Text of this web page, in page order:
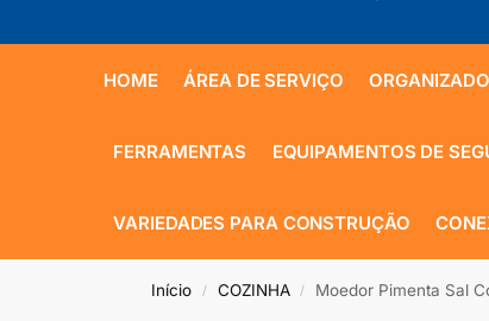
HOME ÁREA DE SERVIÇO
FERRAMENTAS EQUIPAMENTOS DE
VARIEDADES PARA CONSTRUÇÃO
Início / COZINHA / Moedor Pimenta Sal